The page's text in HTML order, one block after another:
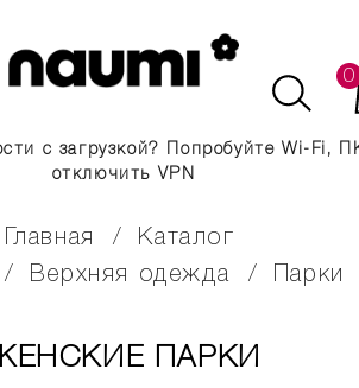
0
с загрузкой? Попробуйте Wi-Fi,
отключить VPN
главная
каталог
верхняя одежда парки
ПАРКИ